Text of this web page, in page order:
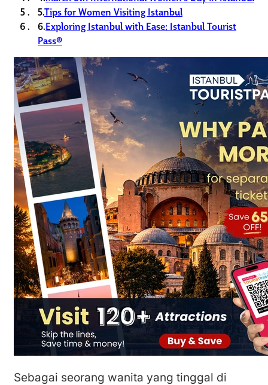
5.Tips for Women Visiting Istanbul
6.Exploring Istanbul with Ease: Istanbul Tourist
Pass®
Sebagai seorang wanita yang tinggal di